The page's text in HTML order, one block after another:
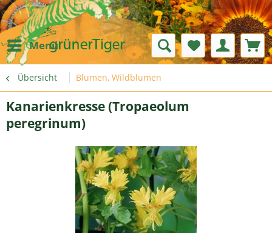
Menü
Übersicht Blumen, Wildblumen
Kanarienkresse (Tropaeolum
peregrinum)